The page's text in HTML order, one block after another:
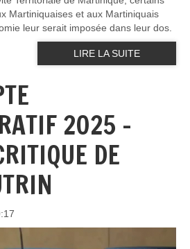
Martiniquaises et aux Martiniquais
leur serait imposée dans leur dos.
LIRE LA SUITE
2025 -
DE